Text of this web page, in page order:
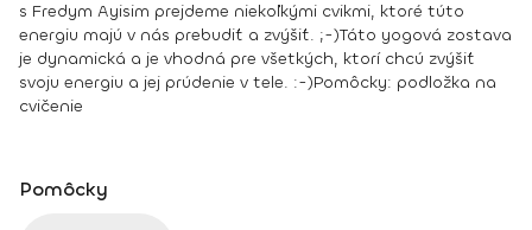
s Fredym Ayisim prejdeme niekoľkými cvikmi, ktoré túto
energiu majú v nás prebudiť a zvýšiť. ;-)Táto yogová zostava
je dynamická a je vhodná pre všetkých, ktorí chcú zvýšiť
svoju energiu a jej prúdenie v tele. :-)Pomôcky: podložka na
cvičenie
Pomôcky